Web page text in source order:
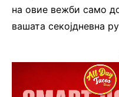
на овие вежби само
вашата секојдневна